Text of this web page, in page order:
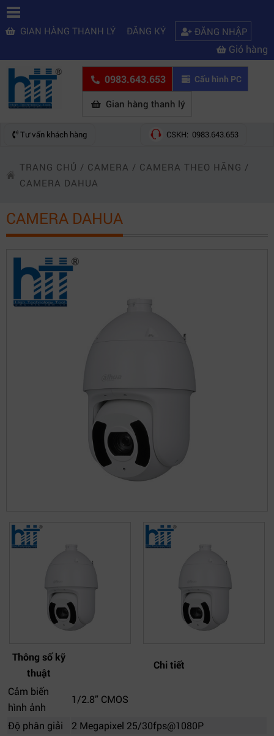
GIAN HÀNG THANH LÝ ĐĂNG KÝ ĐĂNG NHẬP
Giỏ hàng
0983.643.653 Cấu hình PC
Gian hàng thanh lý
Tư vấn khách hàng CSKH: 0983.643.653
TRANG CHỦ / CAMERA / CAMERA THEO HÃNG /
CAMERA DAHUA
CAMERA DAHUA
Thông số kỹ
thuật
Chi tiết
Cảm biến
hình ảnh
1/2.8” CMOS
Độ phân giải
2 Megapixel 25/30fps@1080P